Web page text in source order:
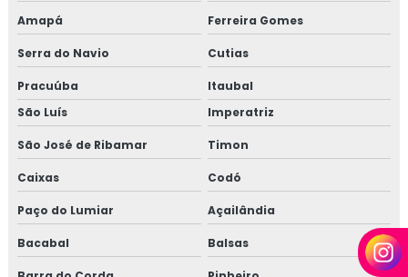
Amapá Ferreira Gomes
Serra do Navio Cutias
Pracuúba
Itaubal
São Luís
Imperatriz
São José de Ribamar Timon
Caixas Codó
Paço do Lumiar Açailândia
Bacabal Balsas